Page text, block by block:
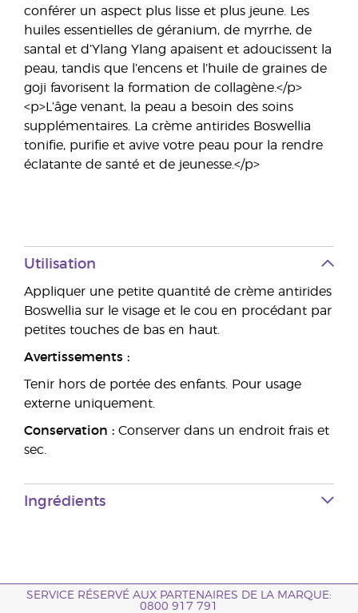
conférer un aspect plus lisse et plus jeune. Les
huiles essentielles de géranium, de myrrhe, de
santal et d’Ylang Ylang apaisent et adoucissent la
peau, tandis que l’encens et l’huile de graines de
goji favorisent la formation de collagène.</p>
<p>L’âge venant, la peau a besoin des soins
supplémentaires. La crème antirides Boswellia
tonifie, purifie et avive votre peau pour la rendre
éclatante de santé et de jeunesse.</p>
Utilisation
Appliquer une petite quantité de crème antirides
Boswellia sur le visage et le cou en procédant par
petites touches de bas en haut.
Avertissements :
Tenir hors de portée des enfants. Pour usage
externe uniquement.
Conservation : Conserver dans un endroit frais et
sec.
Ingrédients
SERVICE RÉSERVÉ AUX PARTENAIRES DE LA MARQUE:
0800 917 791